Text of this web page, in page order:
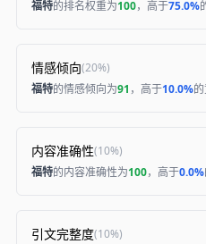
福特的排名权重为100，高于75.0%
情感倾向(20%)
福特的情感倾向为91 ，高于10.0%
内容准确性(10%)
福特的内容准确性为100，高于0.0%
引文完整度(10%)